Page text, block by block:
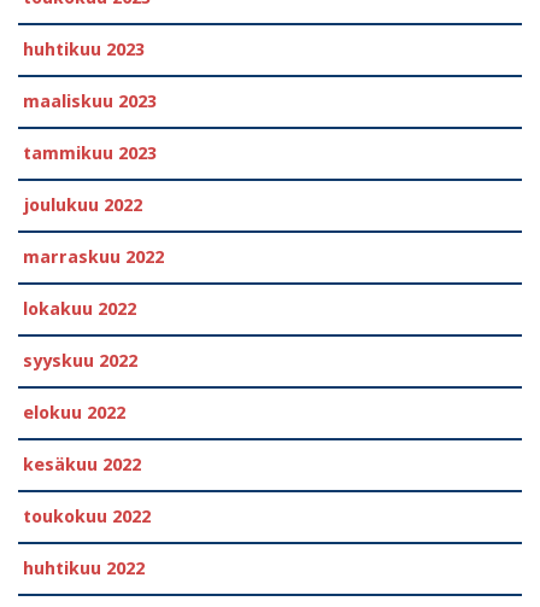
huhtikuu 2023
maaliskuu 2023
tammikuu 2023
joulukuu 2022
marraskuu 2022
lokakuu 2022
syyskuu 2022
elokuu 2022
kesäkuu 2022
toukokuu 2022
huhtikuu 2022